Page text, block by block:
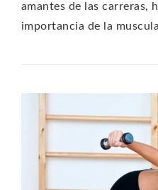
amantes de las carreras,
importancia de la